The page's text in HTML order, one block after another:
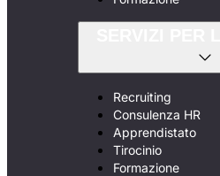
Recruiting
Consulenza HR
Apprendistato
Tirocinio
Formazione